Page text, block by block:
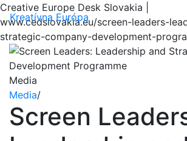
Creative Europe Desk Slovakia |
www.cedslovakia.eu/screen-leaders-
strategic-company-development-
Kreatívna Európa
Media
Media/
Screen